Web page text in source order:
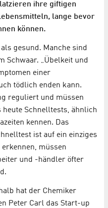
ihre giftigen
lange bevor
können.
gesund. Manche sind
Schwaar. „Übelkeit und
einer
tödlich enden kann.
reguliert und müssen
Schnelltests, ähnlich
kennen. Das
ist auf ein einziges
müssen
und -händler öfter
hat der Chemiker
Peter Carl das Start-up